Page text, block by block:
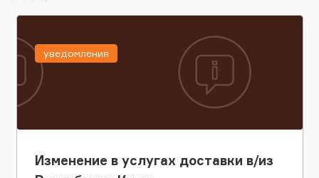
Изменение в услугах доставки в/из
уведомления